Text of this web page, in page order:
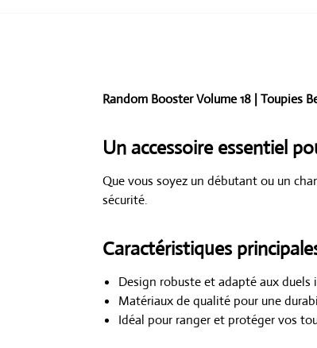
Random Booster Volume 18 | Toupies
Un accessoire essentiel
Que vous soyez un débutant ou un
sécurité.
Caractéristiques
Design robuste et adapté aux duels
Matériaux de qualité pour une
Idéal pour ranger et protéger vos